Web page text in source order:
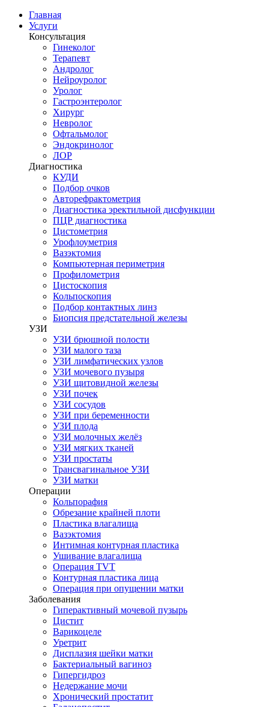
Главная
Услуги
Консультация
Гинеколог
Терапевт
Андролог
Нейроуролог
Уролог
Гастроэнтеролог
Хирург
Невролог
Офтальмолог
Эндокринолог
ЛОР
Диагностика
КУДИ
Подбор очков
Авторефрактометрия
Диагностика эректильной дисфункции
ПЦР диагностика
Цистометрия
Урофлоуметрия
Вазэктомия
Компьютерная периметрия
Профилометрия
Цистоскопия
Кольпоскопия
Подбор контактных линз
Биопсия предстательной железы
УЗИ
УЗИ брюшной полости
УЗИ малого таза
УЗИ лимфатических узлов
УЗИ мочевого пузыря
УЗИ щитовидной железы
УЗИ почек
УЗИ сосудов
УЗИ при беременности
УЗИ плода
УЗИ молочных желёз
УЗИ мягких тканей
УЗИ простаты
Трансвагинальное УЗИ
УЗИ матки
Операции
Кольпорафия
Обрезание крайней плоти
Пластика влагалища
Вазэктомия
Интимная контурная пластика
Ушивание влагалища
Операция TVT
Контурная пластика лица
Операция при опущении матки
Заболевания
Гиперактивный мочевой пузырь
Цистит
Варикоцеле
Уретрит
Дисплазия шейки матки
Бактериальный вагиноз
Гипергидроз
Недержание мочи
Хронический простатит